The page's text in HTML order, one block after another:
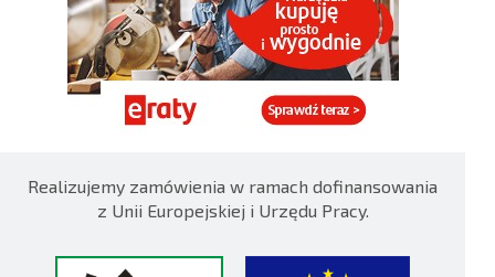
Realizujemy zamówienia w ramach dofinansowania
z Unii Europejskiej i Urzędu Pracy.